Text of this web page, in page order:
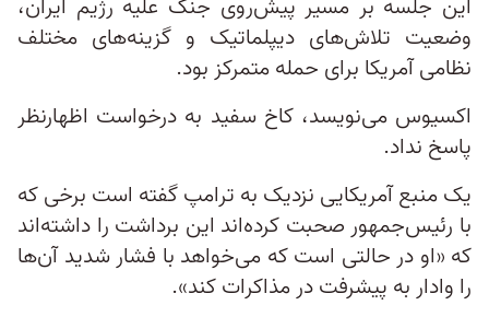
این جلسه بر مسیر پیش‌روی جنگ علیه رژیم ایران،
وضعیت تلاش‌های دیپلماتیک و گزینه‌های مختلف
نظامی آمریکا برای حمله متمرکز بود.
اکسیوس می‌نویسد، کاخ سفید به درخواست اظهارنظر
پاسخ نداد.
یک منبع آمریکایی نزدیک به ترامپ گفته است برخی که
با رئیس‌جمهور صحبت کرده‌اند این برداشت را داشته‌اند
که «او در حالتی است که می‌خواهد با فشار شدید آن‌ها
را وادار به پیشرفت در مذاکرات کند».